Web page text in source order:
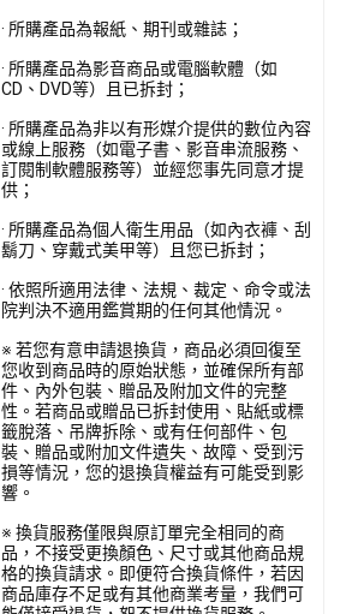
· 所購產品為報紙、期刊或雜誌；
· 所購產品為影音商品或電腦軟體（如
CD、DVD等）且已拆封；
· 所購產品為非以有形媒介提供的數位內容
或線上服務（如電子書、影音串流服務、
訂閱制軟體服務等）並經您事先同意才提
供；
· 所購產品為個人衛生用品（如內衣褲、刮
鬍刀、穿戴式美甲等）且您已拆封；
· 依照所適用法律、法規、裁定、命令或法
院判決不適用鑑賞期的任何其他情況。
※ 若您有意申請退換貨，商品必須回復至
您收到商品時的原始狀態，並確保所有部
件、內外包裝、贈品及附加文件的完整
性。若商品或贈品已拆封使用、貼紙或標
籤脫落、吊牌拆除、或有任何部件、包
裝、贈品或附加文件遺失、故障、受到污
損等情況，您的退換貨權益有可能受到影
響。
※ 換貨服務僅限與原訂單完全相同的商
品，不接受更換顏色、尺寸或其他商品規
格的換貨請求。即便符合換貨條件，若因
商品庫存不足或有其他商業考量，我們可